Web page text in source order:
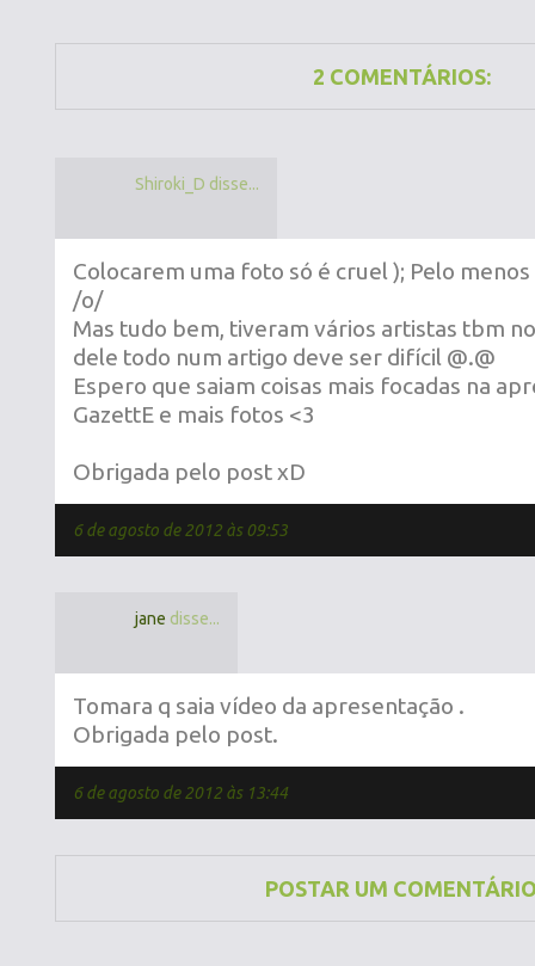
2 COMENTÁRIOS:
Shiroki_D disse...
Colocarem uma foto só é cruel ); Pelo
/o/
Mas tudo bem, tiveram vários artistas tbm
dele todo num artigo deve ser difícil @.@
Espero que saiam coisas mais focadas na
GazettE e mais fotos <3
Obrigada pelo post xD
6 de agosto de 2012 às 09:53
jane disse...
Tomara q saia vídeo da apresentação .
Obrigada pelo post.
6 de agosto de 2012 às 13:44
POSTAR UM